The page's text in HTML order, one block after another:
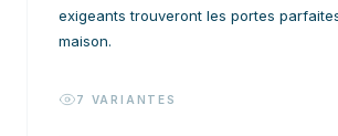
exigeants trouveront les portes
maison.
7 VARIANTES